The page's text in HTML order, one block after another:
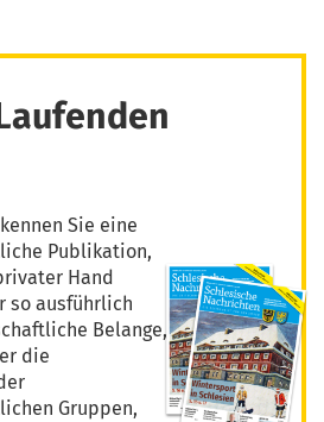
Sie eine
Publikation,
Hand
so ausführlich
Belange,
die
Gruppen,